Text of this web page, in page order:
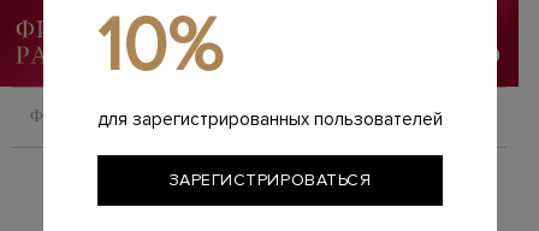
ФИЛЬТРОВАТЬ СОРТИРОВАТЬ
10%
для зарегистрированных пользователей
ЗАРЕГИСТРИРОВАТЬСЯ